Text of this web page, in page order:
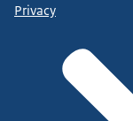
Privacy